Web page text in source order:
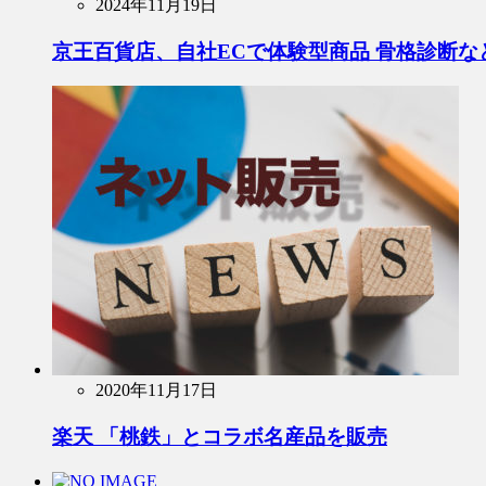
2024年11月19日
京王百貨店、自社ECで体験型商品 骨格診断な
2020年11月17日
楽天 「桃鉄」とコラボ名産品を販売